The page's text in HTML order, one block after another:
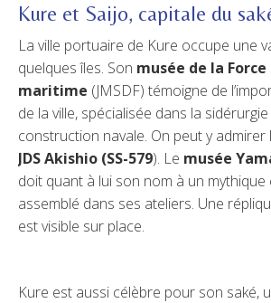
Kure et Saijo, capitale du
La ville portuaire de Kure occupe une
quelques îles. Son musée de la
maritime (JMSDF) témoigne de
de la ville, spécialisée dans la
construction navale. On peut y admirer
JDS Akishio (SS-579). Le musée
doit quant à lui son nom à un mythique
assemblé dans ses ateliers. Une
est visible sur place.
Kure est aussi célèbre pour son saké,